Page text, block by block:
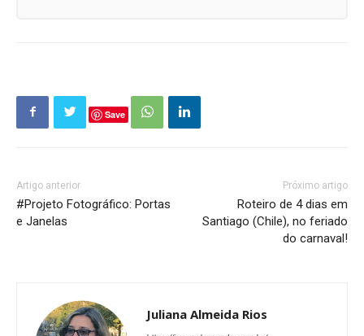
Save
Artigo anterior
#Projeto Fotográfico: Portas
e Janelas
Próximo artigo
Roteiro de 4 dias em
Santiago (Chile), no feriado
do carnaval!
Juliana Almeida Rios